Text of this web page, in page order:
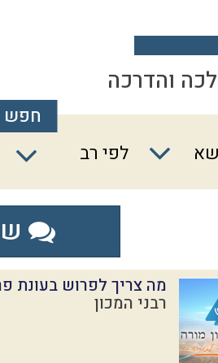
והדרכה
חפש
לפי רב
מה צריך לפרוש בעונת
רבני המכון